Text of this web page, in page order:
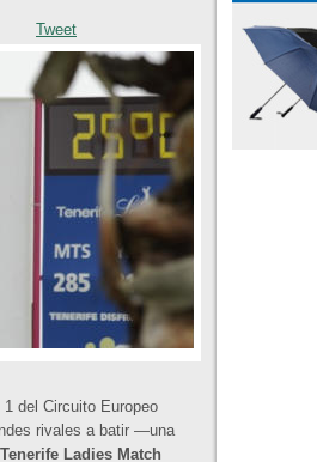
Tweet
del Circuito Europeo
rivales a batir —una
Tenerife Ladies Match